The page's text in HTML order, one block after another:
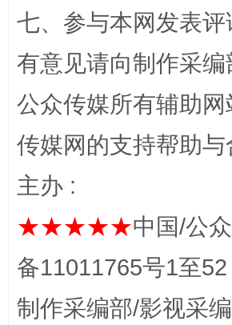
七、参与本网发表
有意见请向制作采
公众传媒所有辅助
传媒网的支持帮助
主办 :
★★★★★中国/公
备11011765号1至
制作采编部/影视采